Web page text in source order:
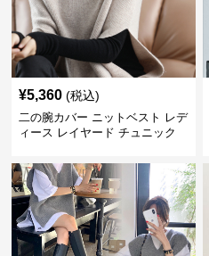
¥5,360 (税込)
二の腕カバー ニットベスト レデ
ィース レイヤード チュニック